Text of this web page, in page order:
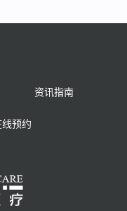
资讯指南
线预约